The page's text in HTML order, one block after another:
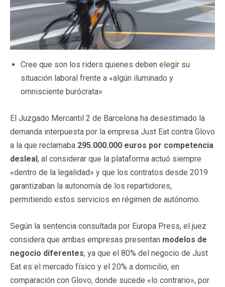
Cree que son los riders quienes deben elegir su
situación laboral frente a «algún iluminado y
omnisciente burócrata»
El Juzgado Mercantil 2 de Barcelona ha desestimado la
demanda interpuesta por la empresa Just Eat contra Glovo
a la que reclamaba 295.000.000 euros por competencia
desleal , al considerar que la plataforma actuó siempre
«dentro de la legalidad» y que los contratos desde 2019
garantizaban la autonomía de los repartidores,
permitiendo estos servicios en régimen de autónomo.
Según la sentencia consultada por Europa Press, el juez
considera que ambas empresas presentan modelos de
negocio diferentes, ya que el 80% del negocio de Just
Eat es el mercado físico y el 20% a domicilio, en
comparación con Glovo, donde sucede «lo contrario», por